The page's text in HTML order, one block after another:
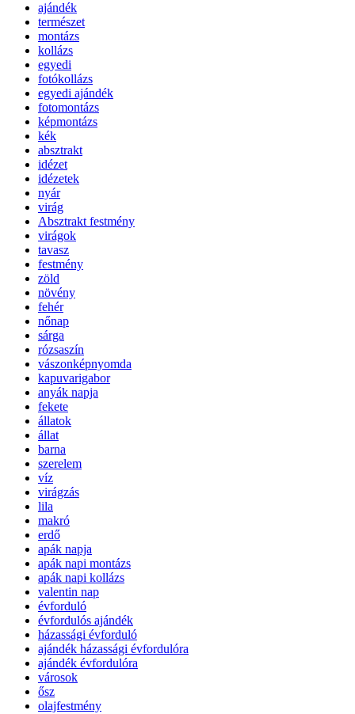
ajándék
természet
montázs
kollázs
egyedi
fotókollázs
egyedi ajándék
fotomontázs
képmontázs
kék
absztrakt
idézet
idézetek
nyár
virág
Absztrakt festmény
virágok
tavasz
festmény
zöld
növény
fehér
nőnap
sárga
rózsaszín
vászonképnyomda
kapuvarigabor
anyák napja
fekete
állatok
állat
barna
szerelem
víz
virágzás
lila
makró
erdő
apák napja
apák napi montázs
apák napi kollázs
valentin nap
évforduló
évfordulós ajándék
házassági évforduló
ajándék házassági évfordulóra
ajándék évfordulóra
városok
ősz
olajfestmény